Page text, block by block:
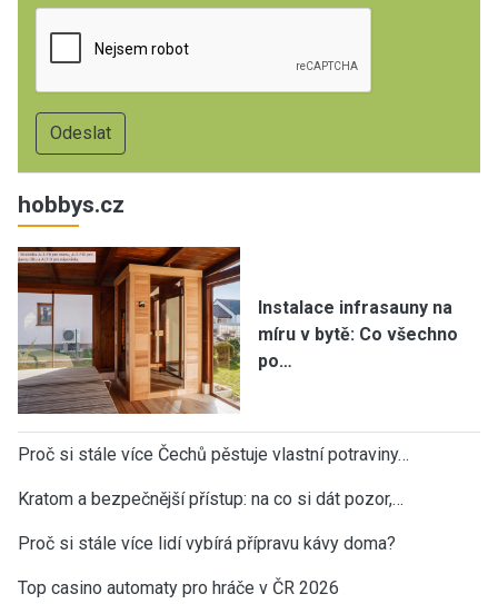
hobbys.cz
Instalace infrasauny na
míru v bytě: Co všechno
po…
Proč si stále více Čechů pěstuje vlastní potraviny…
Kratom a bezpečnější přístup: na co si dát pozor,…
Proč si stále více lidí vybírá přípravu kávy doma?
Top casino automaty pro hráče v ČR 2026